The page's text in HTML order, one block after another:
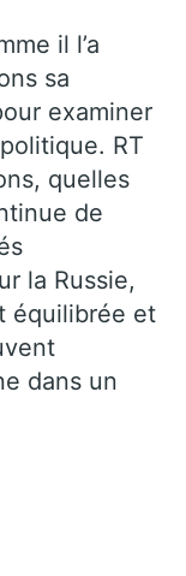
il l’a
sa
examiner
RT
quelles
de
la Russie,
équilibrée et
dans un